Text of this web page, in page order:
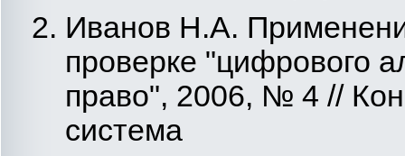
Иванов Н.А.
проверке "цифрового
право", 2006, № 4 //
система